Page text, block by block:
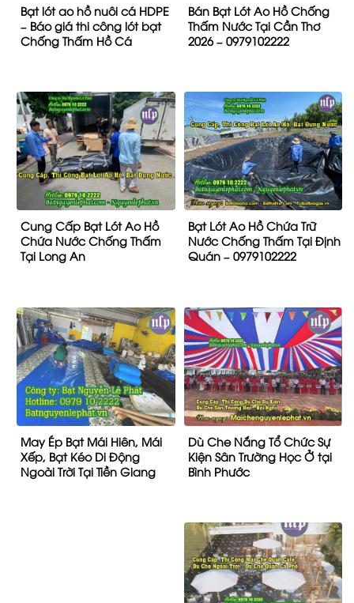
Bạt lót ao hồ nuôi cá HDPE
– Báo giá thi công lót bạt
Chống Thấm Hồ Cá
Bán Bạt Lót Ao Hồ Chống
Thấm Nước Tại Cần Thơ
2026 – 0979102222
Cung Cấp Bạt Lót Ao Hồ
Chứa Nước Chống Thấm
Tại Long An
Bạt Lót Ao Hồ Chứa Trữ
Nước Chống Thấm Tại Định
Quán – 0979102222
May Ép Bạt Mái Hiên, Mái
Xếp, Bạt Kéo Di Động
Ngoài Trời Tại Tiền Giang
Dù Che Nắng Tổ Chức Sự
Kiện Sân Trường Học Ở tại
Bình Phước